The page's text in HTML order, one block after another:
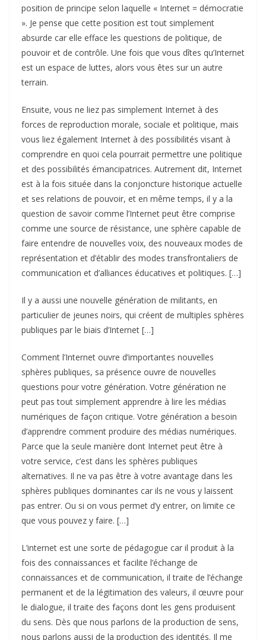
position de principe selon laquelle « Internet = démocratie
». Je pense que cette position est tout simplement
absurde car elle efface les questions de politique, de
pouvoir et de contrôle. Une fois que vous dîtes qu’Internet
est un espace de luttes, alors vous êtes sur un autre
terrain.
Ensuite, vous ne liez pas simplement Internet à des
forces de reproduction morale, sociale et politique, mais
vous liez également Internet à des possibilités visant à
comprendre en quoi cela pourrait permettre une politique
et des possibilités émancipatrices. Autrement dit, Internet
est à la fois située dans la conjoncture historique actuelle
et ses relations de pouvoir, et en même temps, il y a la
question de savoir comme l’Internet peut être comprise
comme une source de résistance, une sphère capable de
faire entendre de nouvelles voix, des nouveaux modes de
représentation et d’établir des modes transfrontaliers de
communication et d’alliances éducatives et politiques. […]
Il y a aussi une nouvelle génération de militants, en
particulier de jeunes noirs, qui créent de multiples sphères
publiques par le biais d’Internet […]
Comment l’Internet ouvre d’importantes nouvelles
sphères publiques, sa présence ouvre de nouvelles
questions pour votre génération. Votre génération ne
peut pas tout simplement apprendre à lire les médias
numériques de façon critique. Votre génération a besoin
d’apprendre comment produire des médias numériques.
Parce que la seule manière dont Internet peut être à
votre service, c’est dans les sphères publiques
alternatives. Il ne va pas être à votre avantage dans les
sphères publiques dominantes car ils ne vous y laissent
pas entrer. Ou si on vous permet d’y entrer, on limite ce
que vous pouvez y faire. […]
L’internet est une sorte de pédagogue car il produit à la
fois des connaissances et facilite l’échange de
connaissances et de communication, il traite de l’échange
permanent et de la légitimation des valeurs, il œuvre pour
le dialogue, il traite des façons dont les gens produisent
du sens. Dès que nous parlons de la production de sens,
nous parlons aussi de la production des identités. Il me